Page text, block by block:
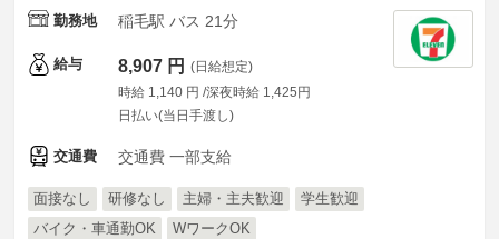
勤務地 稲毛駅 バス 21分
給与 8,907 円 (日給想定)
時給 1,140 円 /深夜時給 1,425円
日払い(当日手渡し)
交通費 交通費 一部支給
面接なし 研修なし 主婦・主夫歓迎
学生歓迎
バイク・車通勤OK
WワークOK